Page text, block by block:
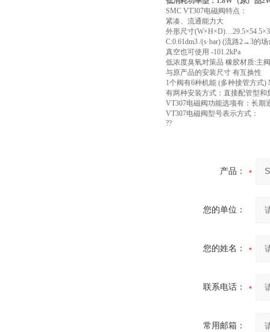
SMC VT307电磁阀特点：
紧凑、流通能力大
外形尺寸
C:0.61dm3 /(s·bar) (流路2→3的场
真空也可使用 -101.2kPa
低浓度臭氧对策品 橡胶材质:主
与原产品的安装尺寸 有互换性
1个阀有6种机能 (多种接管方式
有两种安装方式：直接配管型和
VT307电磁阀功能选项有：长期
VT307电磁阀型号表示方式：
??
产品：
您的单位：
您的姓名：
联系电话：
常用邮箱：